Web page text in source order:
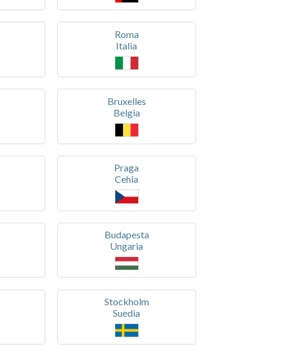
Roma
Italia
Bruxelles
Belgia
Praga
Cehia
Budapesta
Ungaria
Stockholm
Suedia